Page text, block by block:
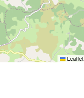
Leaflet